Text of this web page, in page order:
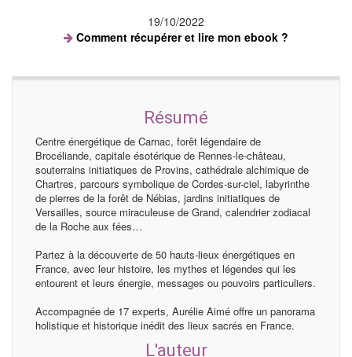
19/10/2022
Comment récupérer et lire mon ebook ?
Résumé
Centre énergétique de Carnac, forêt légendaire de
Brocéliande, capitale ésotérique de Rennes-le-château,
souterrains initiatiques de Provins, cathédrale alchimique de
Chartres, parcours symbolique de Cordes-sur-ciel, labyrinthe
de pierres de la forêt de Nébias, jardins initiatiques de
Versailles, source miraculeuse de Grand, calendrier zodiacal
de la Roche aux fées…
Partez à la découverte de 50 hauts-lieux énergétiques en
France, avec leur histoire, les mythes et légendes qui les
entourent et leurs énergie, messages ou pouvoirs particuliers.
Accompagnée de 17 experts, Aurélie Aimé offre un panorama
holistique et historique inédit des lieux sacrés en France.
L'auteur